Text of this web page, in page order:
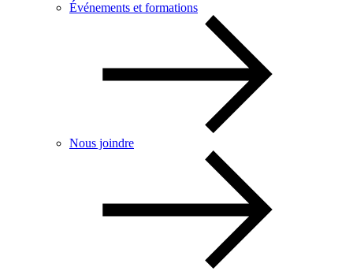
Événements et formations
Nous joindre